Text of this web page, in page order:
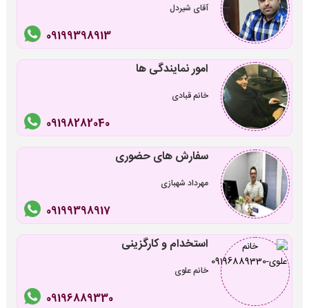
آقای شیردل
09199398913
امور نمایندگی ها
خانم قبادی
09198282040
سفارش های حضوری
مهرداد شهبازی
09199398917
استخدام و کارگزینی
خانم علوی
09196889330